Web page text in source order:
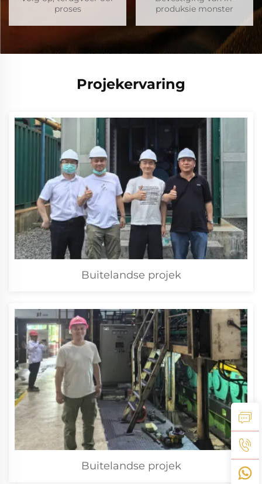
proses
produksie monster
Projekervaring
Buitelandse projek
Buitelandse projek